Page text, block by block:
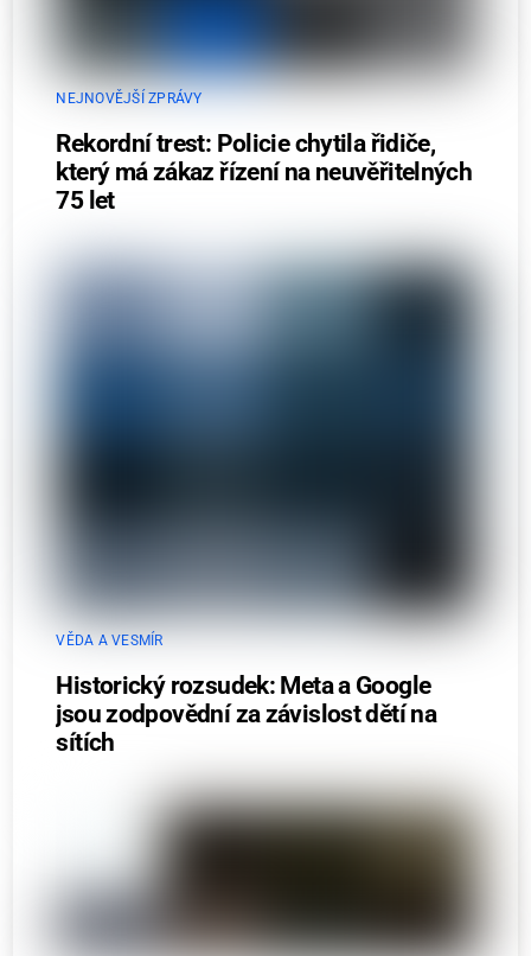
NEJNOVĚJŠÍ ZPRÁVY
Rekordní trest: Policie chytila řidiče,
který má zákaz řízení na neuvěřitelných
75 let
VĚDA A VESMÍR
Historický rozsudek: Meta a Google
jsou zodpovědní za závislost dětí na
sítích